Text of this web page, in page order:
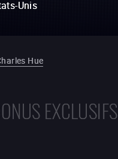
Unis
Hue
EXCLUSIFS